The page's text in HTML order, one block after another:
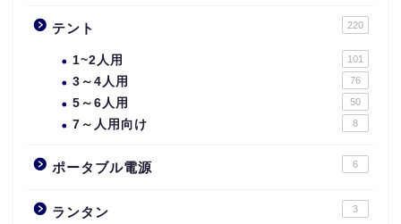
テント 220
1~2人用 101
3～4人用 76
5～6人用 50
7～人用向け 8
ポータブル電源 6
ランタン 3